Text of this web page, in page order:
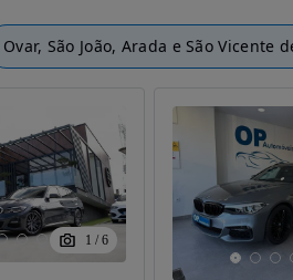
Ovar, São João, Arada e São Vicente
1 / 6